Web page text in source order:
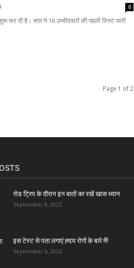
0
कर दी है। सपा ने 16 उम्मीदवारों की पहली लिस्ट जारी
Page 1 of 2
रोड ट्रिप के दौरान इन बातों का रखें खास ध्यान
September 8, 2023
इस टेस्ट से पता लगाएं ह्दय रोगों के बारे में!
September 6, 2023